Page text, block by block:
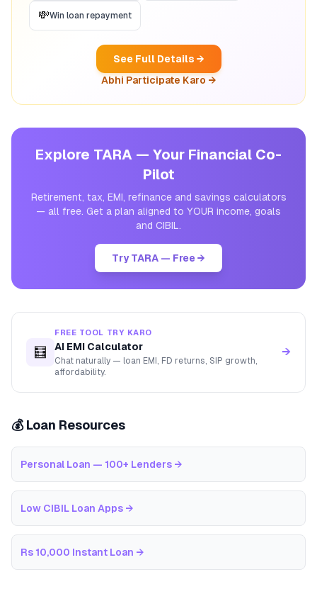
💸Win loan repayment
See Full Details →
Abhi Participate Karo →
Explore TARA — Your Financial Co-
Pilot
Retirement, tax, EMI, refinance and savings calculators
— all free. Get a plan aligned to YOUR income, goals
and CIBIL.
Try TARA — Free →
🧮
FREE TOOL TRY KARO
AI EMI Calculator
Chat naturally — loan EMI, FD returns, SIP growth,
affordability.
→
💰 Loan Resources
Personal Loan — 100+ Lenders →
Low CIBIL Loan Apps →
Rs 10,000 Instant Loan →